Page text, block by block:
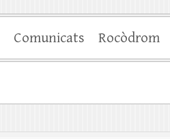
Comunicats Rocòdrom